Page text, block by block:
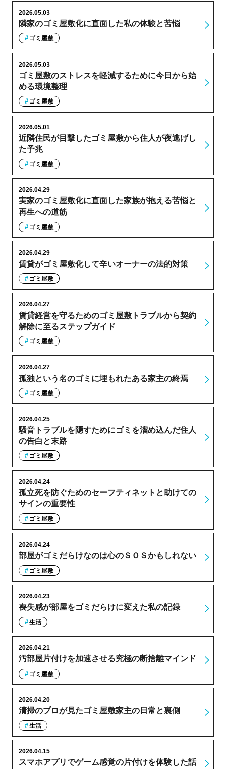
隣家のゴミ屋敷化に直面した私の体験と苦悩
2026.05.03
ゴミ屋敷
ゴミ屋敷のストレスを軽減するために今日から始
める環境整理
2026.05.03
ゴミ屋敷
近隣住民が目撃したゴミ屋敷から住人が夜逃げし
た予兆
2026.05.01
ゴミ屋敷
実家のゴミ屋敷化に直面した家族が抱える苦悩と
再生への道筋
2026.04.29
ゴミ屋敷
賃貸がゴミ屋敷化して辛いオーナーの法的対策
2026.04.29
ゴミ屋敷
賃貸経営を守るためのゴミ屋敷トラブルから契約
解除に至るステップガイド
2026.04.27
ゴミ屋敷
孤独という名のゴミに埋もれたある家主の終焉
2026.04.27
ゴミ屋敷
騒音トラブルを隠すためにゴミを溜め込んだ住人
の告白と末路
2026.04.25
ゴミ屋敷
孤立死を防ぐためのセーフティネットと助けての
サインの重要性
2026.04.24
ゴミ屋敷
部屋がゴミだらけなのは心のＳＯＳかもしれない
2026.04.24
ゴミ屋敷
喪失感が部屋をゴミだらけに変えた私の記録
2026.04.23
生活
汚部屋片付けを加速させる究極の断捨離マインド
2026.04.21
ゴミ屋敷
清掃のプロが見たゴミ屋敷家主の日常と裏側
2026.04.20
生活
スマホアプリでゲーム感覚の片付けを体験した話
2026.04.15